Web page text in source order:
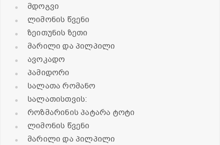
მდოგვი
ლიმონის წვენი
ზეითუნის ზეთი
მარილი და პილპილი
ავოკადო
პამიდორი
სალათა რომანო
სალათისთვის:
როზმარინის პატარა ტოტი
ლიმონის წვენი
მარილი და პილპილი